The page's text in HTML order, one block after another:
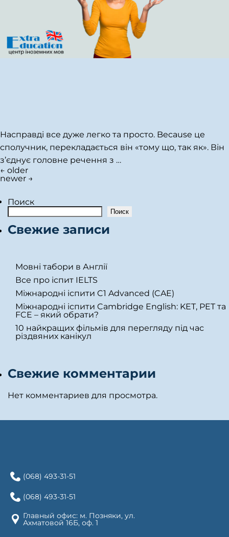
Насправді все дуже легко та просто. Because це
сполучник, перекладається він «тому що, так як». Він
з’єднує головне речення з …
Навигация
записям
← older
newer →
Поиск
Поиск
Свежие записи
Мовні табори в Англії
Все про іспит IELTS
Міжнародні іспити C1 Advanced (CAE)
Міжнародні іспити Cambridge English: KET, PET та
FCE – який обрати?
10 найкращих фільмів для перегляду під час
різдвяних канікул
Свежие комментарии
Нет комментариев для просмотра.
(068) 493-31-51
(068) 493-31-51
Главный офис: м. Позняки, ул.
Ахматовой 16Б, оф. 1